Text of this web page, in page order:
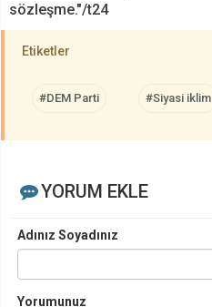
sözleşme."/t24
Etiketler
#DEM Parti #Siyasi iklim
YORUM EKLE
Adınız Soyadınız
Yorumunuz